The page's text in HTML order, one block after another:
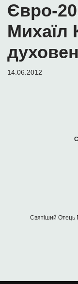
Євро-
Михаїл
14.06.2012
Святіший Отець